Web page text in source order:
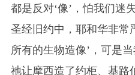
都是反对‘像’，怕我们迷
圣经旧约中，耶和华非常
所有的生物造像’，可是
祂让摩西造了约柜、基路